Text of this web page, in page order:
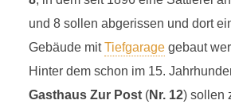
und 8 sollen abgerissen und dort
Gebäude mitTiefgaragegebaut
Hinter dem schon im 15.
Gasthaus Zur Post(Nr. 12) sollen